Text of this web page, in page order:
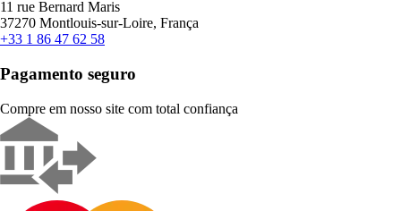
11 rue Bernard Maris
37270 Montlouis-sur-Loire, França
+33 1 86 47 62 58
Pagamento seguro
Compre em nosso site com total confiança